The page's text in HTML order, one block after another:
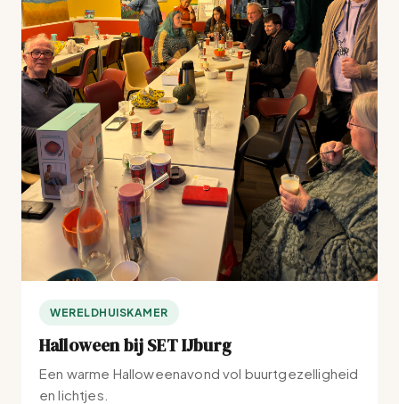
WERELDHUISKAMER
Halloween bij SET IJburg
Een warme Halloweenavond vol buurtgezelligheid
en lichtjes.